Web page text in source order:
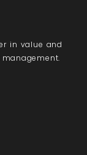
in value and
management.